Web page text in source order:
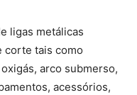
ligas metálicas
corte tais como
arco submerso,
acessórios,